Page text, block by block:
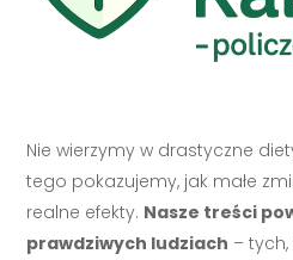
Nie wierzymy w drastyczne
tego pokazujemy, jak małe
realne efekty. Nasze treści
prawdziwych ludziach –